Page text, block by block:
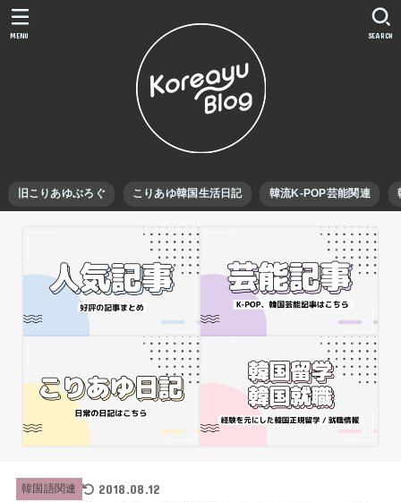
旧こりあゆぶろぐ こりあゆ韓国生活日記 韓流K-POP芸能関連
SEARCH
MENU
韓国語関連 2018.08.12